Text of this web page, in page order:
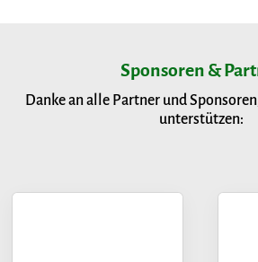
Sponsoren &
Danke an alle Partner und
unterstützen: